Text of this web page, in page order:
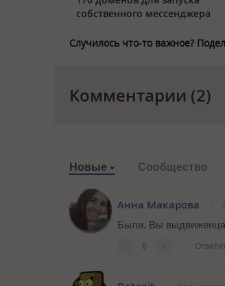
собственного мессенджера
Случилось что-то важное?
Комментарии (2)
Новые Сообщество
Анна Макарова
Были. Вы
0